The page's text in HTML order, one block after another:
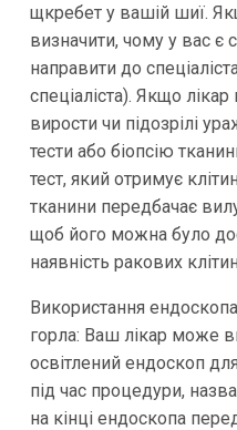
щкребет у вашій шиї.
визначити, чому у вас
направити до
спеціаліста). Якщо
вирости чи підозрілі
тести або біопсію
тест, який отримує
тканини передбачає
щоб його можна було
наявність ракових
Використання
горла: Ваш лікар може
освітлений ендоскоп
під час процедури,
на кінці ендоскопа